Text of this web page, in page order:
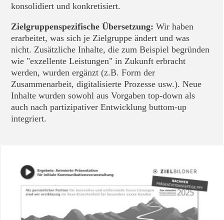
konsolidiert und konkretisiert.
Zielgruppenspezifische Übersetzung:Wir haben
erarbeitet, was sich je Zielgruppe ändert und was
nicht. Zusätzliche Inhalte, die zum Beispiel begründen
wie "exzellente Leistungen" in Zukunft erbracht
werden, wurden ergänzt (z.B. Form der
Zusammenarbeit, digitalisierte Prozesse usw.). Neue
Inhalte wurden sowohl aus Vorgaben top-down als
auch nach partizipativer Entwicklung buttom-up
integriert.